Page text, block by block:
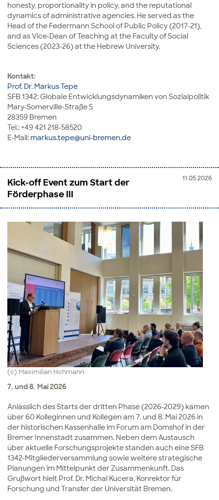
honesty, proportionality in policy, and the reputational
dynamics of administrative agencies. He served as the
Head of the Federmann School of Public Policy (2017-21),
and as Vice-Dean of Teaching at the Faculty of Social
Sciences (2023-26) at the Hebrew University.
Kontakt:
Prof. Dr. Markus Tepe
SFB 1342: Globale Entwicklungsdynamiken von Sozialpolitik
Mary-Somerville-Straße 5
28359 Bremen
Tel.: +49 421 218-58520
E-Mail: markus.tepe@uni-bremen.de
11.05.2026
Kick-off Event zum Start der
Förderphase III
(c) Maximilian Hohmann
7. und 8. Mai 2026
Anlässlich des Starts der dritten Phase (2026-2029) kamen
über 60 Kolleginnen und Kollegen am 7. und 8. Mai 2026 in
der historischen Kassenhalle im Forum am Domshof in der
Bremer Innenstadt zusammen. Neben dem Austausch
über aktuelle Forschungsprojekte standen auch eine SFB
1342-Mitgliederversammlung sowie weitere strategische
Planungen im Mittelpunkt der Zusammenkunft. Das
Grußwort hielt Prof. Dr. Michal Kucera, Konrektor für
Forschung und Transfer der Universität Bremen.